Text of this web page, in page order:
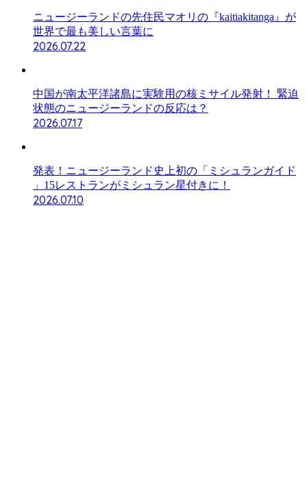
ニュージーランドの先住民マオリの『kaitiakitanga』が
世界で最も美しい言葉に
2026.07.22
中国が南太平洋諸島に実験用の核ミサイル発射！ 緊迫
状態のニュージーランドの反応は？
2026.07.17
発表！ニュージーランド史上初の「ミシュランガイド
」15レストランがミシュラン星付きに！
2026.07.10